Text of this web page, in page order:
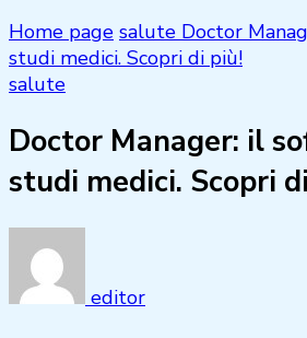
Home page salute Doctor
studi medici. Scopri di più!
salute
Doctor Manager: il
studi medici. Scopri
editor